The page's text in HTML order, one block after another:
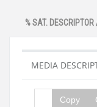
% SAT. DESCRIPTOR
MEDIA
Copy